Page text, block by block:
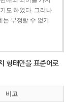
도 하였다. 그러나
는 부정할 수 없기
형태만을 표준어로
비고